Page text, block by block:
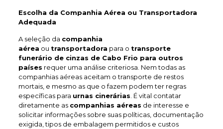
Escolha da Companhia Aérea ou Transportadora
Adequada
A seleção da companhia
aérea ou transportadora para o transporte
funerário de cinzas de Cabo Frio para outros
países requer uma análise criteriosa. Nem todas as
companhias aéreas aceitam o transporte de restos
mortais, e mesmo as que o fazem podem ter regras
específicas para urnas cinerárias . É vital contatar
diretamente as companhias aéreas de interesse e
solicitar informações sobre suas políticas, documentação
exigida, tipos de embalagem permitidos e custos